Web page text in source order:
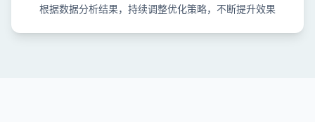
根据数据分析结果，持续调整优化策略，不断提升效果